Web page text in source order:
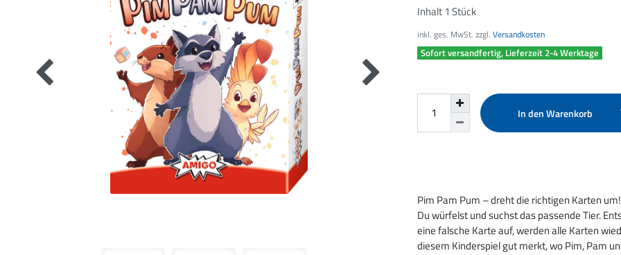
Inhalt1 Stück
inkl. ges. MwSt. zzgl. Versandkosten
Sofort versandfertig, Lieferzeit 2-4 Werktage
In den Warenkorb
Pim Pam Pum – dreht die richtigen Karten um!
Du würfelst und suchst das passende Tier.
eine falsche Karte auf, werden alle Karten
diesem Kinderspiel gut merkt, wo Pim, Pam